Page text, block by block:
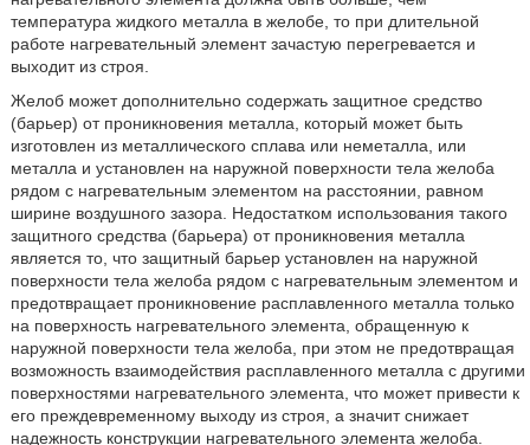
температура жидкого металла в желобе, то при длительной
работе нагревательный элемент зачастую перегревается и
выходит из строя.
Желоб может дополнительно содержать защитное средство
(барьер) от проникновения металла, который может быть
изготовлен из металлического сплава или неметалла, или
металла и установлен на наружной поверхности тела желоба
рядом с нагревательным элементом на расстоянии, равном
ширине воздушного зазора. Недостатком использования такого
защитного средства (барьера) от проникновения металла
является то, что защитный барьер установлен на наружной
поверхности тела желоба рядом с нагревательным элементом и
предотвращает проникновение расплавленного металла только
на поверхность нагревательного элемента, обращенную к
наружной поверхности тела желоба, при этом не предотвращая
возможность взаимодействия расплавленного металла с другими
поверхностями нагревательного элемента, что может привести к
его преждевременному выходу из строя, а значит снижает
надежность конструкции нагревательного элемента желоба.